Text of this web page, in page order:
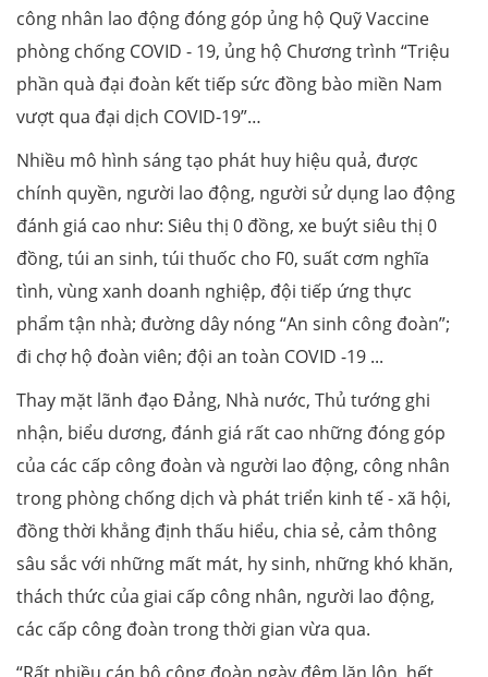
công nhân lao động đóng góp ủng hộ Quỹ Vaccine
phòng chống COVID - 19, ủng hộ Chương trình “Triệu
phần quà đại đoàn kết tiếp sức đồng bào miền Nam
vượt qua đại dịch COVID-19”…
Nhiều mô hình sáng tạo phát huy hiệu quả, được
chính quyền, người lao động, người sử dụng lao động
đánh giá cao như: Siêu thị 0 đồng, xe buýt siêu thị 0
đồng, túi an sinh, túi thuốc cho F0, suất cơm nghĩa
tình, vùng xanh doanh nghiệp, đội tiếp ứng thực
phẩm tận nhà; đường dây nóng “An sinh công đoàn”;
đi chợ hộ đoàn viên; đội an toàn COVID -19 ...
Thay mặt lãnh đạo Đảng, Nhà nước, Thủ tướng ghi
nhận, biểu dương, đánh giá rất cao những đóng góp
của các cấp công đoàn và người lao động, công nhân
trong phòng chống dịch và phát triển kinh tế - xã hội,
đồng thời khẳng định thấu hiểu, chia sẻ, cảm thông
sâu sắc với những mất mát, hy sinh, những khó khăn,
thách thức của giai cấp công nhân, người lao động,
các cấp công đoàn trong thời gian vừa qua.